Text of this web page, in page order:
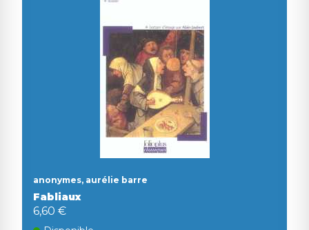
anonymes, aurélie barre
Fabliaux
6,60 €